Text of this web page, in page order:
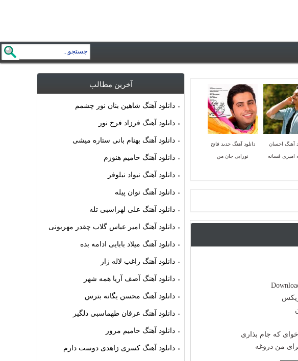
آهنگ احسان
امیری فسانه
دانلود آهنگ جدید فاتح
نورایی جان من
که جام بذاری
من دروغه
آخرین مطالب
دانلود آهنگ شاهین بنان نور چشمم
دانلود آهنگ فرزاد فرخ نور
دانلود آهنگ بهنام بانی ستاره میشی
دانلود آهنگ حامیم هنوزم
دانلود آهنگ نیواد نیلوفر
دانلود آهنگ نوان پیله
دانلود آهنگ علی لهراسبی تله
دانلود آهنگ امیر عباس گلاب چقدر مهربونی
دانلود آهنگ میلاد بابایی ادامه بده
دانلود آهنگ راغب لاله زار
دانلود آهنگ آصف آریا همه شهر
دانلود آهنگ محسن یگانه بترس
دانلود آهنگ عرفان طهماسبی دلگیر
دانلود آهنگ حامیم مرور
دانلود آهنگ کسری زاهدی دوست دارم